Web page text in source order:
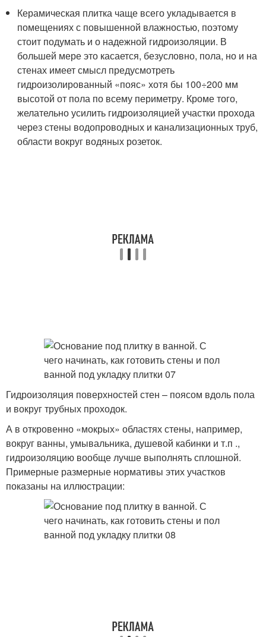
Керамическая плитка чаще всего укладывается в
помещениях с повышенной влажностью, поэтому
стоит подумать и о надежной гидроизоляции. В
большей мере это касается, безусловно, пола, но и на
стенах имеет смысл предусмотреть
гидроизолированный «пояс» хотя бы 100÷200 мм
высотой от пола по всему периметру. Кроме того,
желательно усилить гидроизоляцией участки прохода
через стены водопроводных и канализационных труб,
области вокруг водяных розеток.
Гидроизоляция поверхностей стен – поясом вдоль пола
и вокруг трубных проходок.
А в откровенно «мокрых» областях стены, например,
вокруг ванны, умывальника, душевой кабинки и т.п .,
гидроизоляцию вообще лучше выполнять сплошной.
Примерные размерные нормативы этих участков
показаны на иллюстрации: